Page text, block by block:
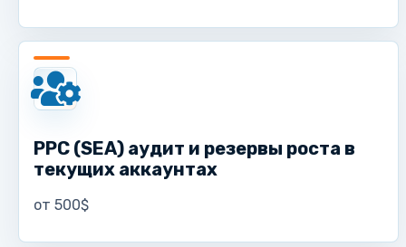
PPC (SEA) аудит и резервы роста в
текущих аккаунтах
от 500$